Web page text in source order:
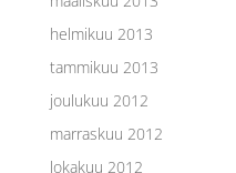
helmikuu 2013
tammikuu 2013
joulukuu 2012
marraskuu 2012
lokakuu 2012